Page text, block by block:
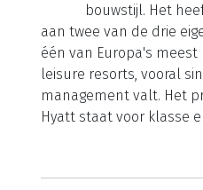
bouwstijl. Het
aan twee van de drie
één van Europa's
leisure resorts, vooral
management valt. Het
Hyatt staat voor klasse